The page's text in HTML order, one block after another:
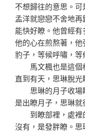
不想歸往的意思。
孟洋就戀戀不舍地
能快好瞭。他曾經有
他的心在煎熬著，
豹子，等候呼嘯，等
馬文楓也是這個
直到有天，思琳脫
思琳的月子收場
是出瞭月子，思琳就
到瞭部裡，處裡
沒有，是發胖瞭。